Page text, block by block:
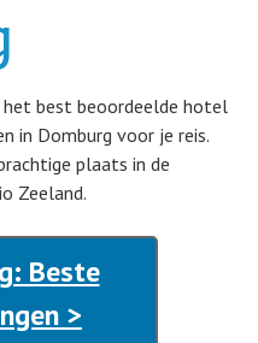
best beoordeelde hotel
in Domburg voor je reis.
plaats in de
Zeeland.
Beste
>